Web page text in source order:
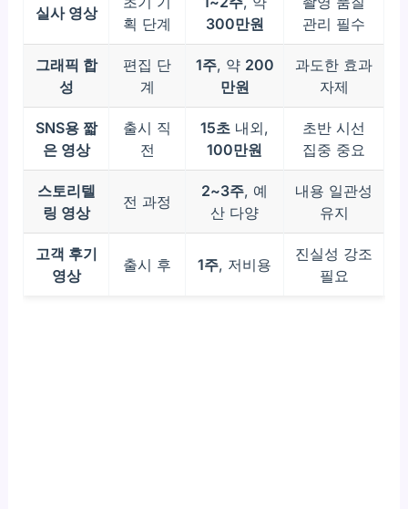
실사 영상
획 단계
300만원
관리 필수
그래픽 합
성
편집 단
계
1주, 약 200
만원
과도한 효과
자제
SNS용 짧
은 영상
출시 직
전
15초 내외,
100만원
초반 시선
집중 중요
스토리텔
링 영상
전 과정
2~3주, 예
산 다양
내용 일관성
유지
고객 후기
영상
출시 후 1주, 저비용
진실성 강조
필요